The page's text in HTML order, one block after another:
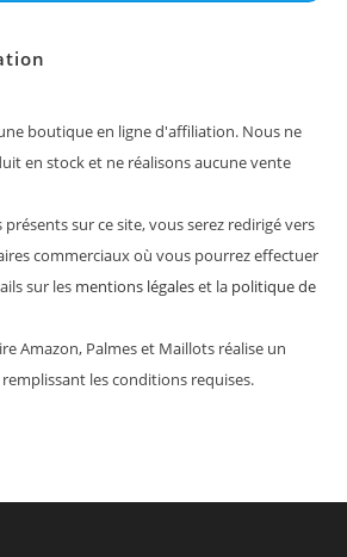
boutique en ligne d'affiliation. Nous ne
en stock et ne réalisons aucune vente
présents sur ce site, vous serez redirigé vers
commerciaux où vous pourrez effectuer
sur les mentions légaleset la politique de
Amazon, Palmes et Maillots réalise un
les conditions requises.